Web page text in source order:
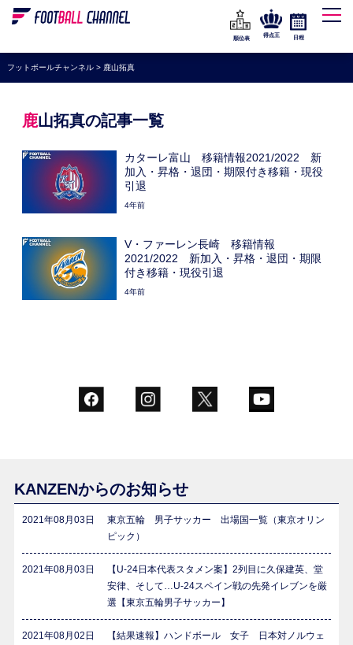
WEリーグ
海外サッカー
プレミアリーグ
ラ・リーガ
ブンデスリーガ
UEFA
高校サッカー
動画
順位表
得点王 日程
フットボールチャンネル> 鹿山拓真
鹿山拓真の記事一覧
カターレ富山 移籍情報2021/2022 新
加入・昇格・退団・期限付き移籍・現役
引退
4年前
V・ファーレン長崎 移籍情報
2021/2022 新加入・昇格・退団・期限
付き移籍・現役引退
4年前
KANZENからのお知らせ
2021年08月03日
東京五輪 男子サッカー 出場国一覧（東京オリン
ピック）
2021年08月03日
【U-24日本代表スタメン案】2列目に久保建英、堂
安律、そして…U-24スペイン戦の先発イレブンを厳
選【東京五輪男子サッカー】
2021年08月02日
【結果速報】ハンドボール 女子 日本対ノルウェ